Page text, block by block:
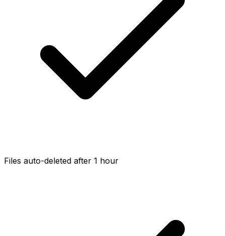
Files auto-deleted after 1 hour